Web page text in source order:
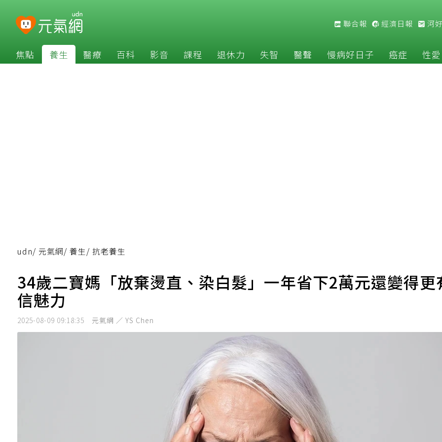
聯合報 經濟日報 河
焦點 養生 醫療 百科 影音 課程 退休力 失智 醫聲 慢病好日子 癌症 性愛
udn/ 元氣網/ 養生/ 抗老養生
34歲二寶媽「放棄燙直、染白髮」一年省下2萬元還變得
信魅力
2025-08-09 09:18:35 元氣網 ／ YS Chen